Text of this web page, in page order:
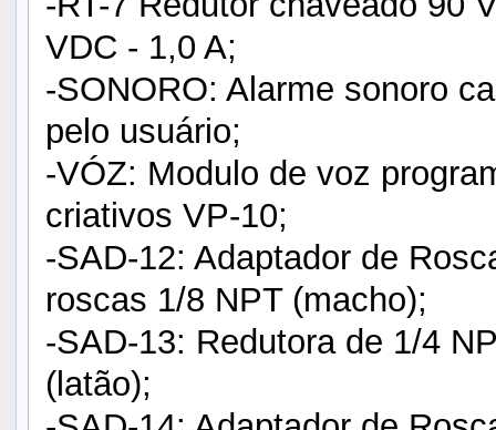
VDC - 1,0 A;
-SONORO: Alarme sonoro
pelo usuário;
-VÓZ: Modulo de voz
criativos VP-10;
-SAD-12: Adaptador de
roscas 1/8 NPT (macho);
-SAD-13: Redutora de 1/4
(latão);